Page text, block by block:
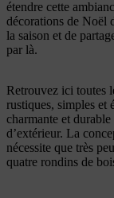
étendre cette
décorations de Noël
la saison et de
par là.
Retrouvez ici toutes
rustiques, simples et
charmante et
d’extérieur. La
nécessite que très
quatre rondins de